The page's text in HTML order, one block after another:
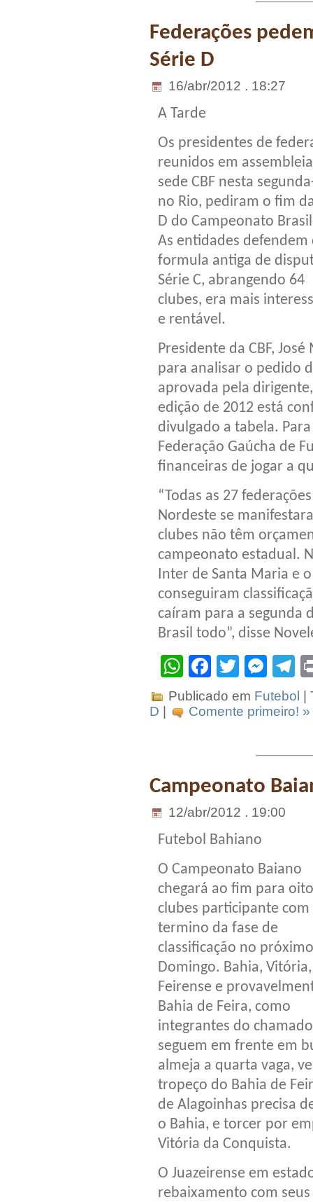
Federações
Série D
16/abr/2012 . 18:27
A Tarde
Os presidentes de
reunidos em
sede CBF nesta
no Rio, pediram o fim
D do Campeonato
As entidades defendem
formula antiga de
Série C, abrangendo 64
clubes, era mais
e rentável.
Presidente da CBF,
para analisar o pedido
aprovada pela
edição de 2012 está
divulgado a tabela.
Federação Gaúcha de
financeiras de jogar a
“Todas as 27
Nordeste se
clubes não têm
campeonato estadual.
Inter de Santa Maria e
conseguiram
caíram para a segunda
Brasil todo”, disse
WhatsApp
Facebook
Twitter
Publicado em Futebol |
D
Comente primeiro! »
Campeonato
12/abr/2012 . 19:00
Futebol Bahiano
O Campeonato Baiano
chegará ao fim para
clubes participante com
termino da fase de
classificação no próximo
Domingo. Bahia, Vitória,
Feirense e
Bahia de Feira, como
integrantes do
seguem em frente em
almeja a quarta vaga,
tropeço do Bahia de
de Alagoinhas precisa
o Bahia, e torcer por
Vitória da Conquista.
O Juazeirense em
rebaixamento com